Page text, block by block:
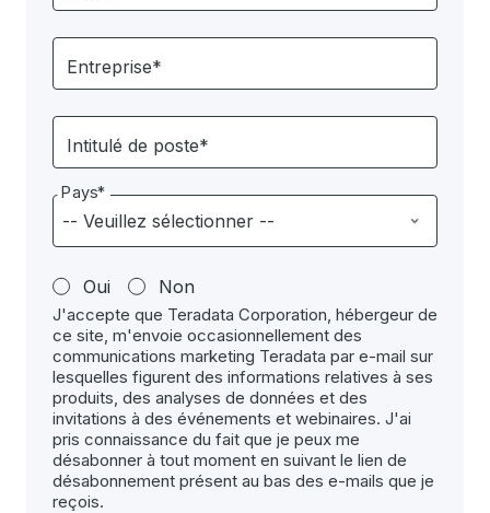
Entreprise*
Intitulé de poste*
Pays*
Oui Non
J'accepte que Teradata Corporation, hébergeur de
ce site, m'envoie occasionnellement des
communications marketing Teradata par e-mail sur
lesquelles figurent des informations relatives à ses
produits, des analyses de données et des
invitations à des événements et webinaires. J'ai
pris connaissance du fait que je peux me
désabonner à tout moment en suivant le lien de
désabonnement présent au bas des e-mails que je
reçois.